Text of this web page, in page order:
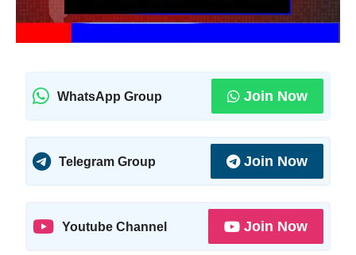
WhatsApp Group Join Now
Telegram Group Join Now
Youtube Channel Join Now